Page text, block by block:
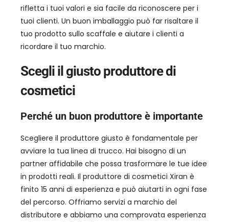
rifletta i tuoi valori e sia facile da riconoscere per i
tuoi clienti. Un buon imballaggio può far risaltare il
tuo prodotto sullo scaffale e aiutare i clienti a
ricordare il tuo marchio.
Scegli il giusto produttore di
cosmetici
Perché un buon produttore è importante
Scegliere il produttore giusto è fondamentale per
avviare la tua linea di trucco. Hai bisogno di un
partner affidabile che possa trasformare le tue idee
in prodotti reali. Il produttore di cosmetici Xiran è
finito 15 anni di esperienza e può aiutarti in ogni fase
del percorso. Offriamo servizi a marchio del
distributore e abbiamo una comprovata esperienza